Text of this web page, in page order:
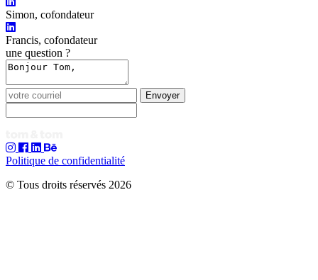
Simon, cofondateur
Francis, cofondateur
une question ?
Envoyer
Politique de confidentialité
© Tous droits réservés 2026